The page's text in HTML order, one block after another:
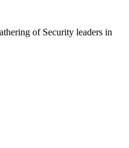
of Security leaders in